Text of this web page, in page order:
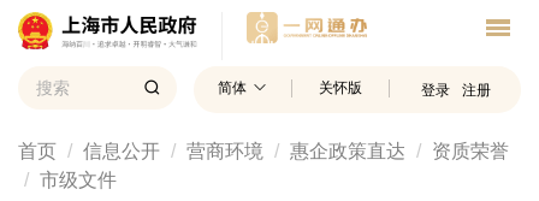
简体 关怀版 登录 注册
首页 信息公开 营商环境 惠企政策直达
资质荣誉
市级文件